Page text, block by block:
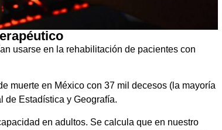
usarse en la rehabilitación de pacientes con
muerte en México con 37 mil decesos (la mayoría
de Estadística y Geografía.
en adultos. Se calcula que en nuestro